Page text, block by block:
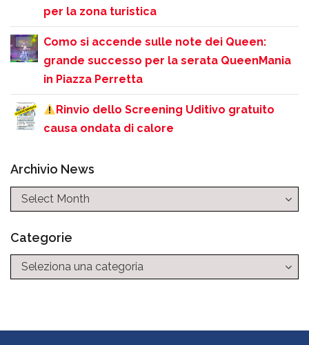
per la zona turistica
Como si accende sulle note dei Queen:
grande successo per la serata QueenMania
in Piazza Perretta
Rinvio dello Screening Uditivo gratuito
causa ondata di calore
Archivio News
Categorie
Categorie